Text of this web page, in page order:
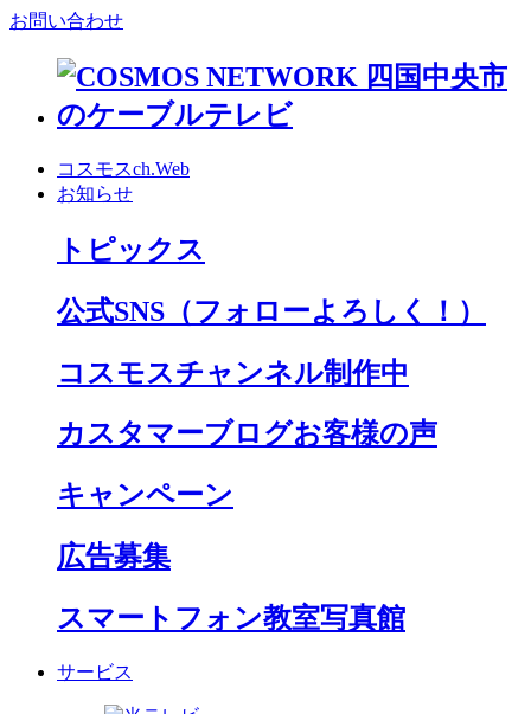
お問い合わせ
コスモスch.Web
お知らせ
トピックス
公式SNS （フォローよろしく！）
コスモスチャンネル制作中
カスタマーブログお客様の声
キャンペーン
広告募集
スマートフォン教室写真館
サービス